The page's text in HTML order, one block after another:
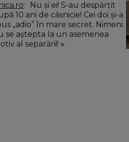
10 ani de căsnicie! Cei doi și-a
„adio” în mare secret. Nimeni
se aștepta la un asemenea
al separării!